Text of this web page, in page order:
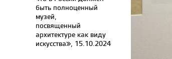
быть полноценный
музей,
посвященный
архитектуре как виду
искусства», 15.10.2024